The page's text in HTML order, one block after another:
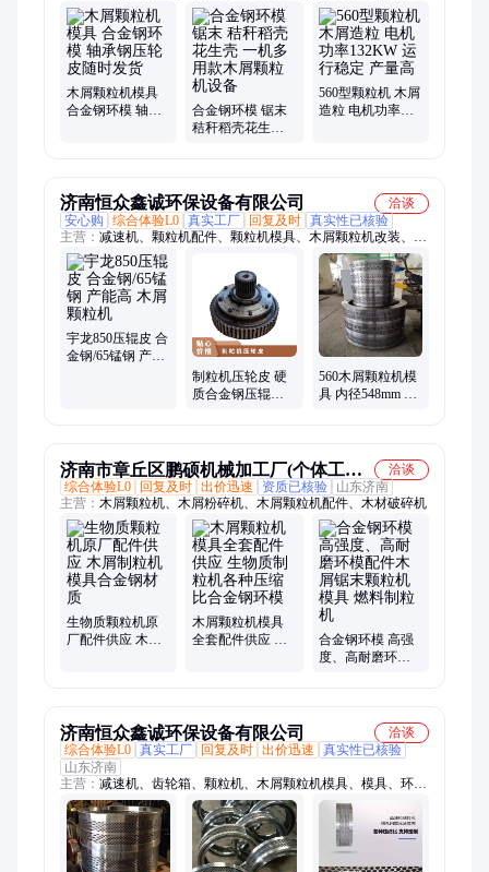
机、木材破碎机、粉碎机、烘干机、颗粒机、粉碎机配件、颗粒
机配件、减速机配件、燃烧机
木屑颗粒机模具
合金钢环模 轴承
合金钢环模 锯末
秸秆稻壳花生壳
560型颗粒机 木屑
造粒 电机功率
济南恒众鑫诚环保设备有限公司
洽谈
安心购
综合体验L0 真实工厂 回复及时 真实性已核验
主营： 减速机、颗粒机配件、颗粒机模具、木屑颗粒机改装、汇
鑫原装齿轮箱、颗粒机、颗粒机维修、国茂减速机、环模、齿轮
箱、二手颗粒机、宇龙颗粒机、560颗粒机、粉碎机、汇鑫减速
机、颗粒机压辊、制粒机、2手颗粒机、560模具现货、压轮总
成、850颗粒机、燃料颗粒机、颗粒成型设备、压辊皮、减速机
维修
宇龙850压辊皮 合
金钢/65锰钢 产能
制粒机压轮皮 硬
质合金钢压辊皮
560木屑颗粒机模
具 内径548mm 材
济南市章丘区鹏硕机械加工厂(个体工商
户)
洽谈
综合体验L0
回复及时 出价迅速 资质已核验
山东济南
主营： 木屑颗粒机、木屑粉碎机、木屑颗粒机配件、木材破碎机
生物质颗粒机原
厂配件供应 木屑
木屑颗粒机模具
全套配件供应 生
合金钢环模 高强
度、高耐磨环模
济南恒众鑫诚环保设备有限公司
洽谈
综合体验L0 真实工厂 回复及时 出价迅速
真实性已核验
山东济南
主营： 减速机、齿轮箱、颗粒机、木屑颗粒机模具、模具、环
模、减速机齿轮、颗粒机减速机、压轮总成、压辊、压辊皮、颗
粒机配件、轴承、560颗粒机、减速机配件、颗粒机齿轮箱、560
模具、颗粒机维修、二手颗粒机、回收颗粒机、850颗粒机配
件、850模具、560颗粒机配件、132千瓦颗粒机、制粒机、制粒